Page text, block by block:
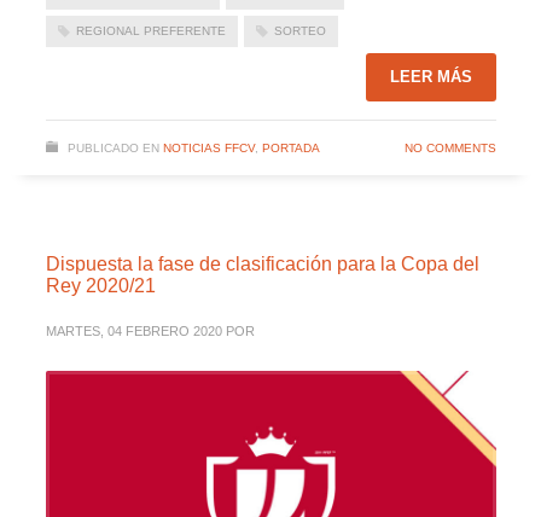
REGIONAL PREFERENTE SORTEO
LEER MÁS
PUBLICADO EN NOTICIAS FFCV, PORTADA NO COMMENTS
Dispuesta la fase de clasificación para la Copa del
Rey 2020/21
MARTES, 04 FEBRERO 2020 POR